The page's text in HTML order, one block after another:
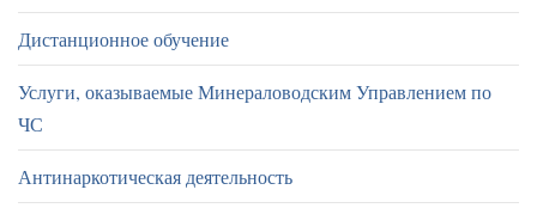
Дистанционное обучение
Услуги, оказываемые Минераловодским Управлением по
ЧС
Антинаркотическая деятельность